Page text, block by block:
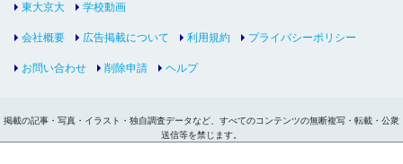
東大京大 学校動画
会社概要 広告掲載について 利用規約 プライバシーポリシー
お問い合わせ 削除申請 ヘルプ
掲載の記事・写真・イラスト・独自調査データなど、すべてのコンテンツの無断複写・転載・公衆
送信等を禁じます。